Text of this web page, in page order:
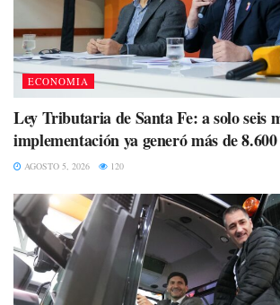
ECONOMIA
Ley Tributaria de Santa Fe: a solo seis
implementación ya generó más de 8.600
AGOSTO 5, 2026 120